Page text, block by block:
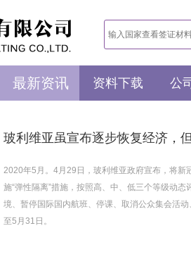
最新资讯 资料下载 公
2020年5月。4月29日，玻利维亚政府宣布，将新
施“弹性隔离”措施，按照高、中、低三个等级动
境、暂停国际国内航班、停课、取消公众集会活
至5月31日。